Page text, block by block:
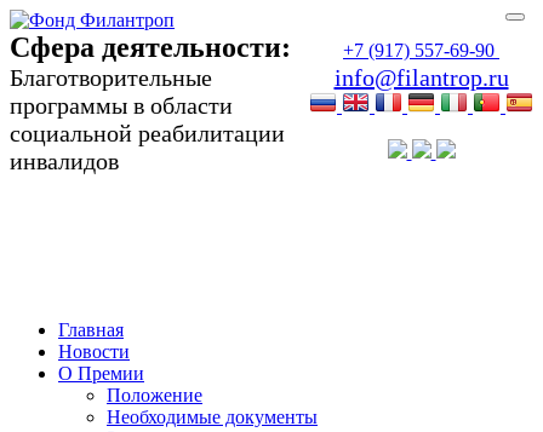
+7 (917) 557-69-90
info@filantrop.ru
Сфера деятельности:
Благотворительные
программы в области
социальной реабилитации
инвалидов
Главная
Новости
О Премии
Положение
Необходимые документы